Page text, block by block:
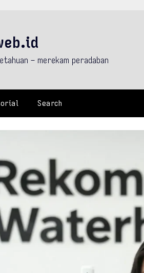
– merekam peradaban
Search